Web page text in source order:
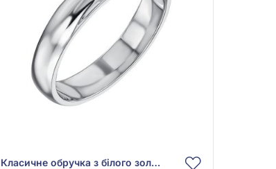
Класичне обручка з білого золота 585°, арт. КО035/1